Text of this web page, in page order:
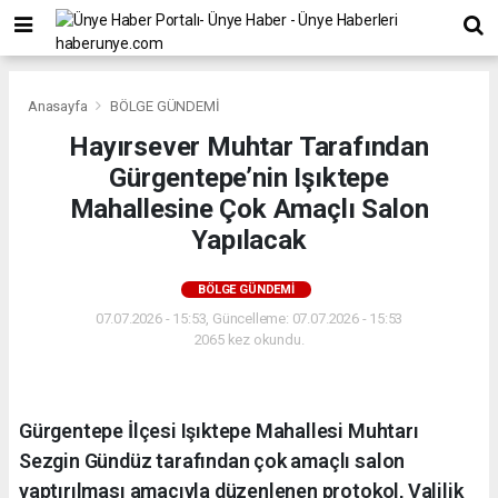
Anasayfa BÖLGE GÜNDEMİ
Hayırsever Muhtar Tarafından
Gürgentepe’nin Işıktepe
Mahallesine Çok Amaçlı Salon
Yapılacak
BÖLGE GÜNDEMİ
07.07.2026 - 15:53, Güncelleme: 07.07.2026 - 15:53
2065 kez okundu.
Gürgentepe İlçesi Işıktepe Mahallesi Muhtarı
Sezgin Gündüz tarafından çok amaçlı salon
yaptırılması amacıyla düzenlenen protokol, Valilik